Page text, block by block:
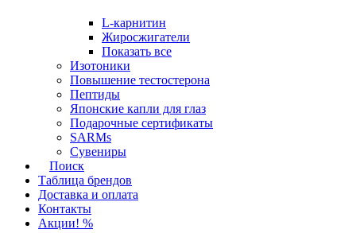
L-карнитин
Жиросжигатели
Показать все
Изотоники
Повышение тестостерона
Пептиды
Японские капли для глаз
Подарочные сертификаты
SARMs
Сувениры
Поиск
Таблица брендов
Доставка и оплата
Контакты
Акции! %